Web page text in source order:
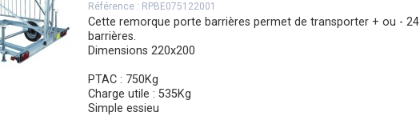
Référence : RPBE075122001
Cette remorque porte barrières permet de transporter + ou - 24
barrières.
Dimensions 220x200
PTAC : 750Kg
Charge utile : 535Kg
Simple essieu